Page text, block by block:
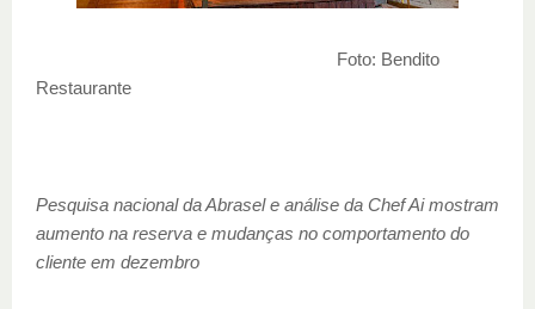
Foto: Bendito
Restaurante
Pesquisa nacional da Abrasel e análise da Chef Ai mostram
aumento na reserva e mudanças no comportamento do
cliente em dezembro